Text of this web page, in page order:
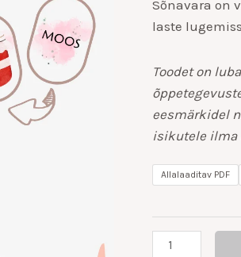
Sõnavara on
laste
Toodet on
eesmärkidel
isikutele ilma
Allalaaditav PDF